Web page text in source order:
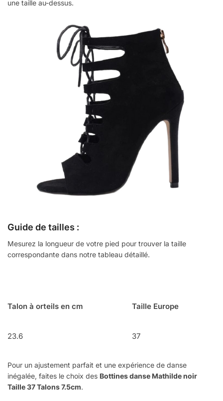
une taille au-dessus.
Guide de tailles :
Mesurez la longueur de votre pied pour trouver la taille
correspondante dans notre tableau détaillé.
Talon à orteils en cm Taille Europe
23.6 37
Pour un ajustement parfait et une expérience de danse
inégalée, faites le choix des Bottines danse Mathilde noir
Taille 37 Talons 7.5cm.